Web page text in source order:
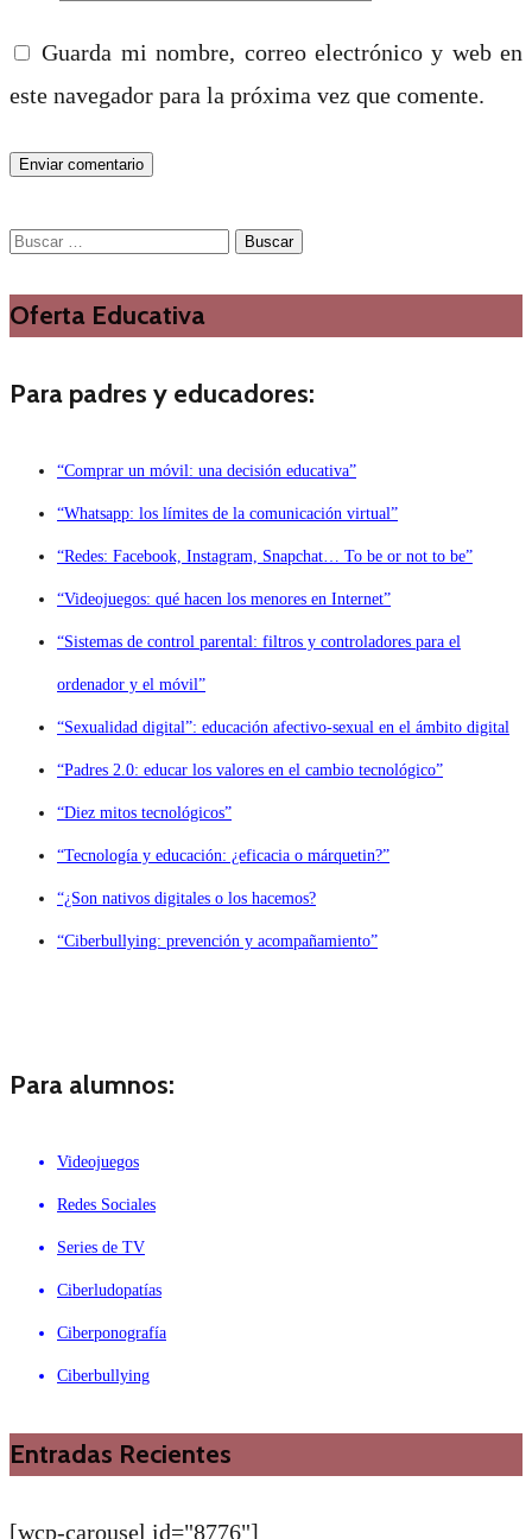
Guarda mi nombre, correo electrónico y web en
este navegador para la próxima vez que comente.
Buscar:
Oferta Educativa
Para padres y educadores:
“Comprar un móvil: una decisión educativa”
“Whatsapp: los límites de la comunicación virtual”
“Redes: Facebook, Instagram, Snapchat… To be or not to be”
“Videojuegos: qué hacen los menores en Internet”
“Sistemas de control parental: filtros y controladores para el
ordenador y el móvil”
“Sexualidad digital”: educación afectivo-sexual en el ámbito digital
“Padres 2.0: educar los valores en el cambio tecnológico”
“Diez mitos tecnológicos”
“Tecnología y educación: ¿eficacia o márquetin?”
“¿Son nativos digitales o los hacemos?
“Ciberbullying: prevención y acompañamiento”
Para alumnos:
Videojuegos
Redes Sociales
Series de TV
Ciberludopatías
Ciberponografía
Ciberbullying
Entradas Recientes
[wcp-carousel id="8776"]